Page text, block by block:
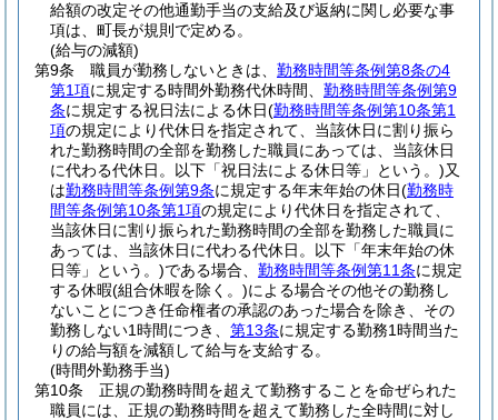
給額の改定その他通勤手当の支給及び返納に関し必要な事
項は、町長が規則で定める。
(給与の減額)
第9条
職員が勤務しないときは、 勤務時間等条例第8条の4
第1項に規定する時間外勤務代休時間、 勤務時間等条例第9
条に規定する祝日法による休日(勤務時間等条例第10条第1
項の規定により代休日を指定されて、当該休日に割り振ら
れた勤務時間の全部を勤務した職員にあっては、当該休日
に代わる代休日。以下「祝日法による休日等」という。)又
は勤務時間等条例第9条に規定する年末年始の休日(勤務時
間等条例第10条第1項の規定により代休日を指定されて、
当該休日に割り振られた勤務時間の全部を勤務した職員に
あっては、当該休日に代わる代休日。以下「年末年始の休
日等」という。)である場合、 勤務時間等条例第11条に規定
する休暇(組合休暇を除く。)による場合その他その勤務し
ないことにつき任命権者の承認のあった場合を除き、その
勤務しない1時間につき、 第13条に規定する勤務1時間当た
りの給与額を減額して給与を支給する。
(時間外勤務手当)
第10条
正規の勤務時間を超えて勤務することを命ぜられた
職員には、正規の勤務時間を超えて勤務した全時間に対し